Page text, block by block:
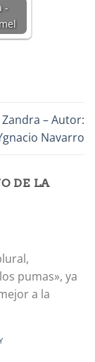
-
Zandra – Autor:
Navarro
DE LA
pumas», ya
a la